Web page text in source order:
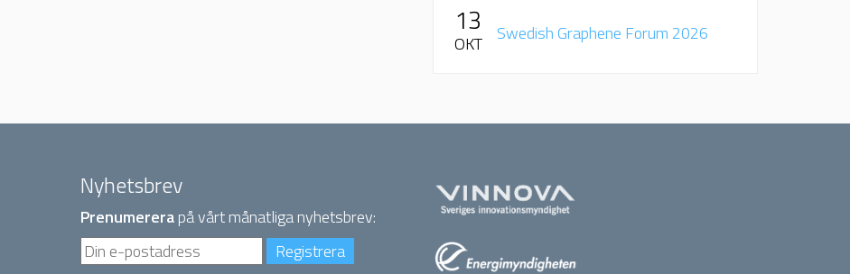
13
OKT Swedish Graphene Forum 2026
Nyhetsbrev
Prenumererapå vårt månatliga nyhetsbrev: